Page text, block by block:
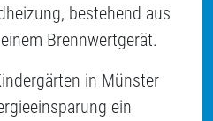
bestehend aus
Brennwertgerät.
in Münster
ein